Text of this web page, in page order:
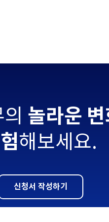
놀라운
해보세요.
신청서 작성하기